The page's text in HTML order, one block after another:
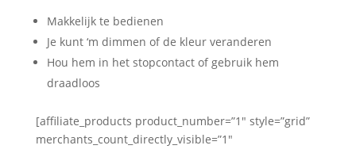
Makkelijk te bedienen
Je kunt ‘m dimmen of de kleur veranderen
Hou hem in het stopcontact of gebruik hem
draadloos
[affiliate_products product_number=”1″ style=”grid”
merchants_count_directly_visible=”1″